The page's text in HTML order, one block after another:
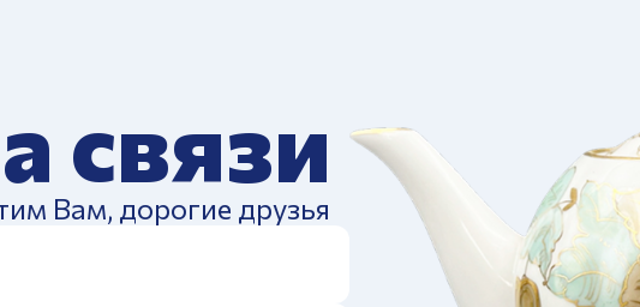
связи
Вам, дорогие друзья